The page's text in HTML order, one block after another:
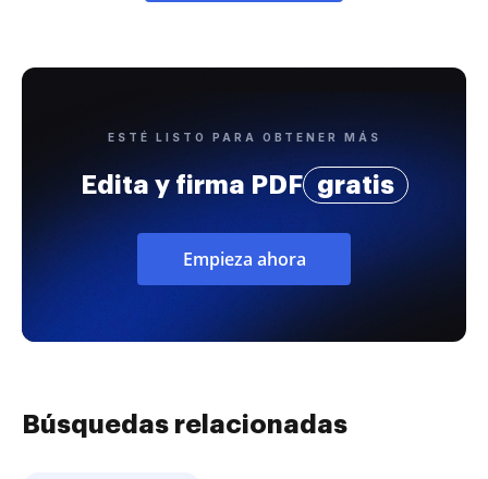
ESTÉ LISTO PARA OBTENER MÁS
Edita y firma PDF gratis
Empieza ahora
Búsquedas relacionadas